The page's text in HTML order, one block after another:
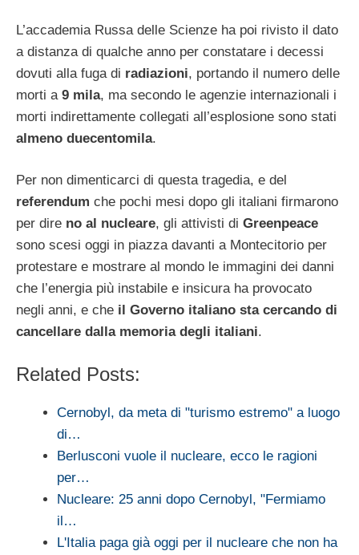
L’accademia Russa delle Scienze ha poi rivisto il dato
a distanza di qualche anno per constatare i decessi
dovuti alla fuga di radiazioni, portando il numero delle
morti a 9 mila, ma secondo le agenzie internazionali i
morti indirettamente collegati all’esplosione sono stati
almeno duecentomila.
Per non dimenticarci di questa tragedia, e del
referendum che pochi mesi dopo gli italiani firmarono
per dire no al nucleare, gli attivisti di Greenpeace
sono scesi oggi in piazza davanti a Montecitorio per
protestare e mostrare al mondo le immagini dei danni
che l’energia più instabile e insicura ha provocato
negli anni, e che il Governo italiano sta cercando di
cancellare dalla memoria degli italiani.
Related Posts:
Cernobyl, da meta di "turismo estremo" a luogo
di…
Berlusconi vuole il nucleare, ecco le ragioni
per…
Nucleare: 25 anni dopo Cernobyl, "Fermiamo
il…
L'Italia paga già oggi per il nucleare che non ha